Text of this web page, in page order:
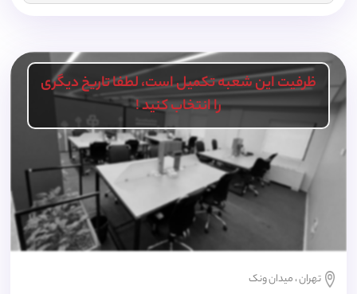
ظرفیت این شعبه تکمیل است، لطفا تاریخ دیگری
را انتخاب کنید !
تهران ، میدان ونک